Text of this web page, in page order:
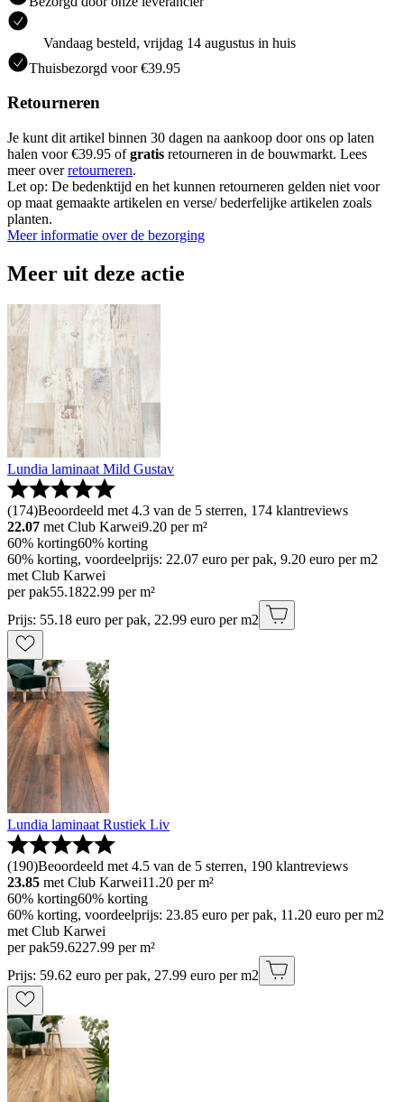
Vandaag besteld, vrijdag 14 augustus in huis
Thuisbezorgd voor €39.95
Retourneren
Je kunt dit artikel binnen 30 dagen na aankoop door ons op laten
halen voor €39.95 ofgratis retourneren in de bouwmarkt. Lees
meer overretourneren.
Let op: De bedenktijd en het kunnen retourneren gelden niet voor
op maat gemaakte artikelen en verse/ bederfelijke artikelen zoals
planten.
Meer informatie over de bezorging
Meer uit deze actie
Lundia laminaat Mild Gustav
(174)Beoordeeld met 4.3 van de 5 sterren, 174 klantreviews
22.07 met Club Karwei9.20 per m²
60% korting60% korting
60% korting, voordeelprijs: 22.07 euro per pak, 9.20 euro per m2
met Club Karwei
per pak55.1822.99 per m²
Prijs: 55.18 euro per pak, 22.99 euro per m2
Lundia laminaat Rustiek Liv
(190)Beoordeeld met 4.5 van de 5 sterren, 190 klantreviews
23.85 met Club Karwei11.20 per m²
60% korting60% korting
60% korting, voordeelprijs: 23.85 euro per pak, 11.20 euro per m2
met Club Karwei
per pak59.6227.99 per m²
Prijs: 59.62 euro per pak, 27.99 euro per m2